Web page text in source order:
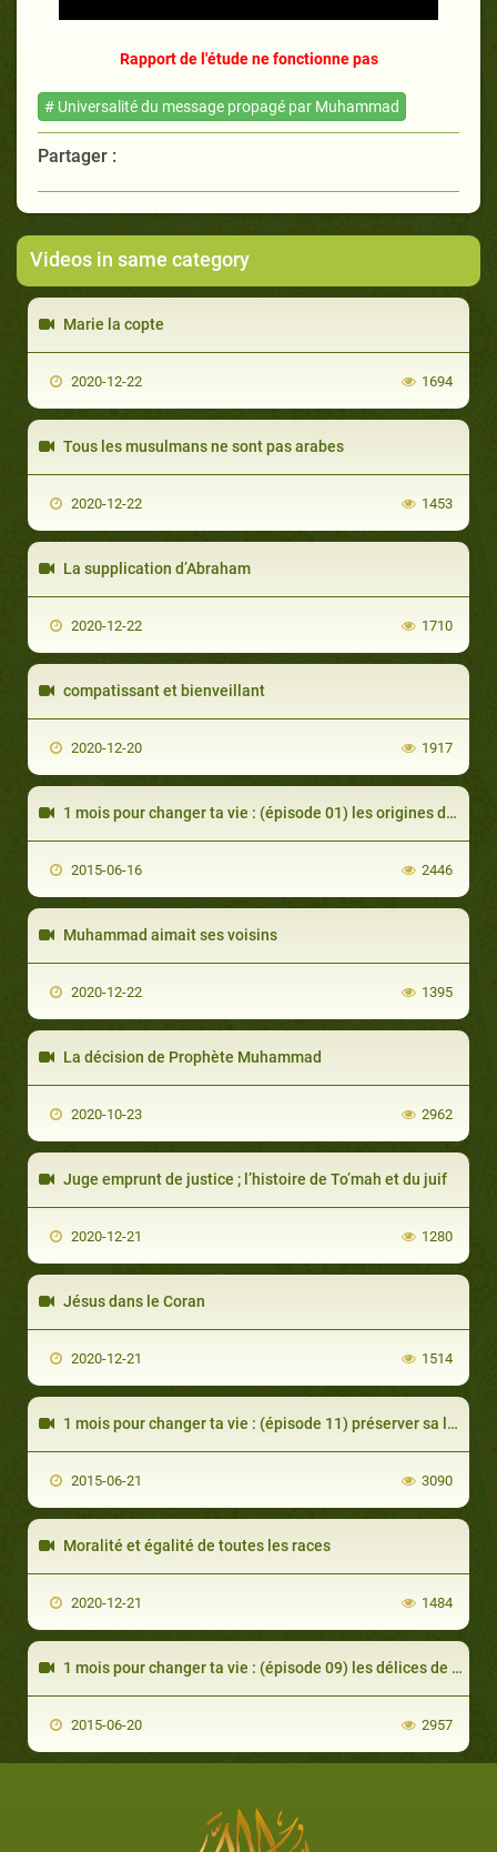
Rapport de l'étude ne fonctionne pas
# Universalité du message propagé par Muhammad
Partager :
Videos in same category
Marie la copte
2020-12-22 1694
Tous les musulmans ne sont pas arabes
2020-12-22 1453
La supplication d’Abraham
2020-12-22 1710
compatissant et bienveillant
2020-12-20 1917
1 mois pour changer ta vie : (épisode 01) les origines du Ramadan
2015-06-16 2446
Muhammad aimait ses voisins
2020-12-22 1395
La décision de Prophète Muhammad
2020-10-23 2962
Juge emprunt de justice ; l’histoire de To’mah et du juif
2020-12-21 1280
Jésus dans le Coran
2020-12-21 1514
1 mois pour changer ta vie : (épisode 11) préserver sa langue de la médisance
2015-06-21 3090
Moralité et égalité de toutes les races
2020-12-21 1484
1 mois pour changer ta vie : (épisode 09) les délices de la foi
2015-06-20 2957